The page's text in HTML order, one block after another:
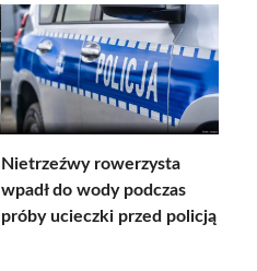
Nietrzeźwy rowerzysta
wpadł do wody podczas
próby ucieczki przed policją